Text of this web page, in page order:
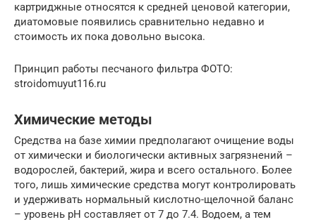
картриджные относятся к средней ценовой категории,
диатомовые появились сравнительно недавно и
стоимость их пока довольно высока.
Принцип работы песчаного фильтра ФОТО:
stroidomuyut116.ru
Химические методы
Средства на базе химии предполагают очищение воды
от химически и биологически активных загрязнений –
водорослей, бактерий, жира и всего остального. Более
того, лишь химические средства могут контролировать
и удерживать нормальный кислотно-щелочной баланс
– уровень рН составляет от 7 до 7.4. Водоем, а тем